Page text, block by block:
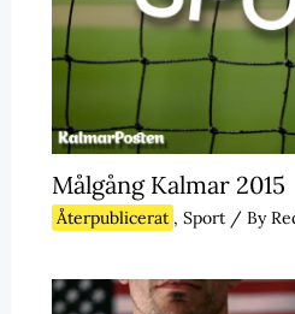
Målgång Kalmar 2015
Återpublicerat , Sport/ By